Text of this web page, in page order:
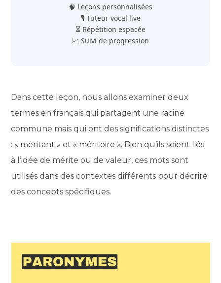
🧠 Leçons personnalisées
🎙️ Tuteur vocal live
⏳ Répétition espacée
📈 Suivi de progression
Dans cette leçon, nous allons examiner deux
termes en français qui partagent une racine
commune mais qui ont des significations distinctes
: « méritant » et « méritoire ». Bien qu’ils soient liés
à l’idée de mérite ou de valeur, ces mots sont
utilisés dans des contextes différents pour décrire
des concepts spécifiques.